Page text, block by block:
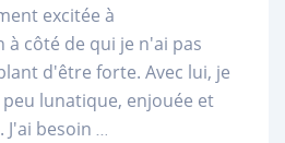
excitée à
côté de qui je n'ai pas
d'être forte. Avec lui, je
lunatique, enjouée et
besoin ...